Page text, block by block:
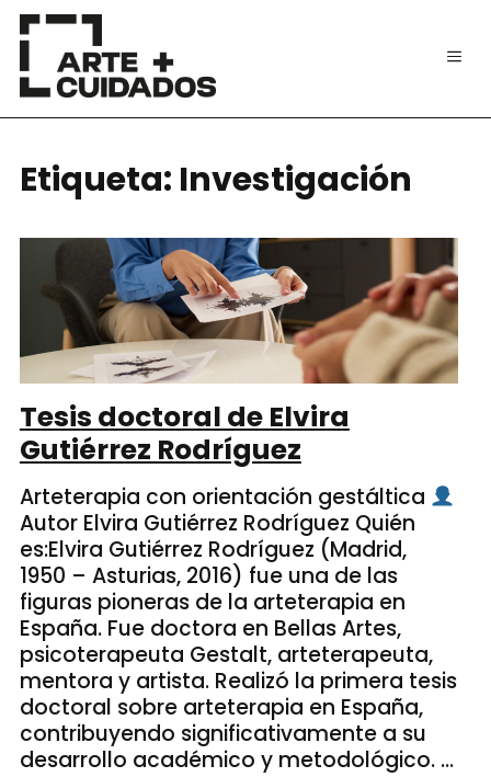
Etiqueta: Investigación
Tesis doctoral de Elvira
Gutiérrez Rodríguez
Arteterapia con orientación gestáltica
Autor Elvira Gutiérrez Rodríguez Quién
es:Elvira Gutiérrez Rodríguez (Madrid,
1950 – Asturias, 2016) fue una de las
figuras pioneras de la arteterapia en
España. Fue doctora en Bellas Artes,
psicoterapeuta Gestalt, arteterapeuta,
mentora y artista. Realizó la primera tesis
doctoral sobre arteterapia en España,
contribuyendo significativamente a su
desarrollo académico y metodológico. …